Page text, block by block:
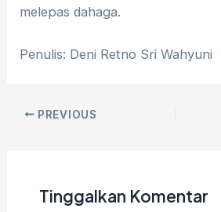
melepas dahaga.
Penulis: Deni Retno Sri Wahyuni
PREVIOUS
Tinggalkan Komentar